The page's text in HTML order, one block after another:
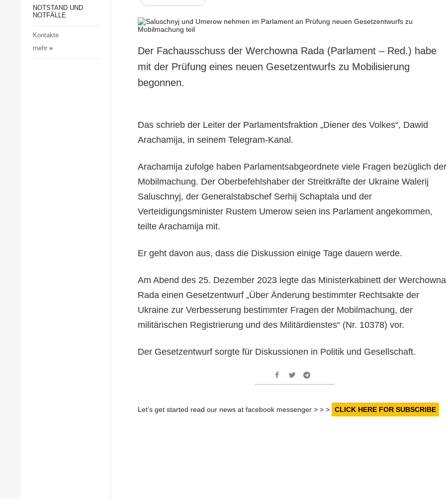
Gesellschaft und Kultur
Notstand und Notfälle
NOTSTAND UND
NOTFÄLLE
Kontakte
mehr»
Der Fachausschuss der Werchowna Rada (Parlament – Red.) habe
mit der Prüfung eines neuen Gesetzentwurfs zu Mobilisierung
begonnen.
Das schrieb der Leiter der Parlamentsfraktion „Diener des Volkes“, Dawid
Arachamija, in seinem Telegram-Kanal.
Arachamija zufolge haben Parlamentsabgeordnete viele Fragen bezüglich der
Mobilmachung. Der Oberbefehlshaber der Streitkräfte der Ukraine Walerij
Saluschnyj, der Generalstabschef Serhij Schaptala und der
Verteidigungsminister Rustem Umerow seien ins Parlament angekommen,
teilte Arachamija mit.
Er geht davon aus, dass die Diskussion einige Tage dauern werde.
Am Abend des 25. Dezember 2023 legte das Ministerkabinett der Werchowna
Rada einen Gesetzentwurf „Über Änderung bestimmter Rechtsakte der
Ukraine zur Verbesserung bestimmter Fragen der Mobilmachung, der
militärischen Registrierung und des Militärdienstes“ (Nr. 10378) vor.
Der Gesetzentwurf sorgte für Diskussionen in Politik und Gesellschaft.
Let’s get started read our news at facebook messenger > > > CLICK HERE FOR SUBSCRIBE